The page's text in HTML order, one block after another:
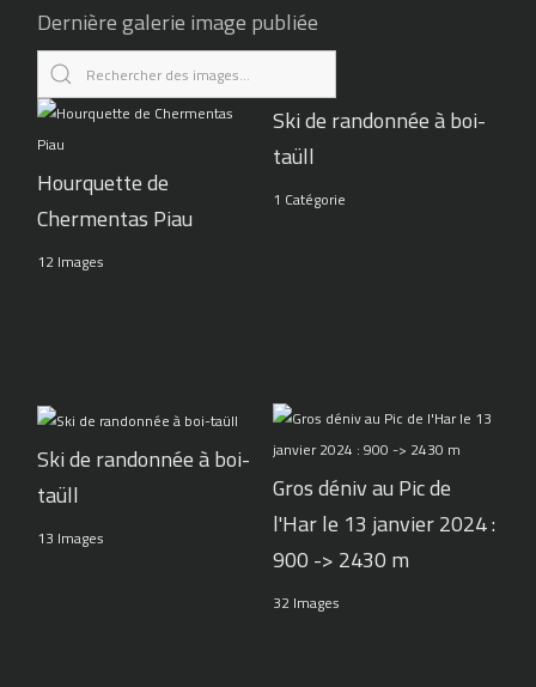
Dernière galerie image publiée
Hourquette de
Chermentas Piau
12 Images
Ski de randonnée à boi-
taüll
1 Catégorie
Ski de randonnée à boi-
taüll
13 Images
Gros déniv au Pic de
l'Har le 13 janvier 2024 :
900 -> 2430 m
32 Images